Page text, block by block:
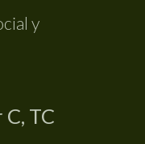
y
TC